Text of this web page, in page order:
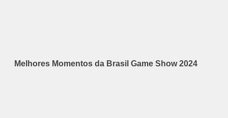
Melhores Momentos da Brasil Game Show 2024